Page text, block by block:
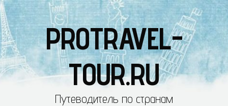
PROTRAVEL-
TOUR.RU
Путеводитель по странам